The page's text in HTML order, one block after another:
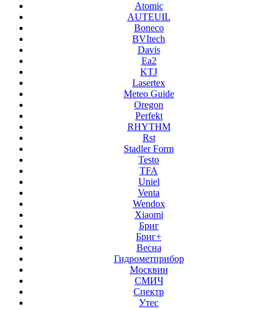
Atomic
AUTEUIL
Boneco
BVItech
Davis
Ea2
KTJ
Lasertex
Meteo Guide
Oregon
Perfekt
RHYTHM
Rst
Stadler Form
Testo
TFA
Uniel
Venta
Wendox
Xiaomi
Бриг
Бриг+
Весна
Гидрометприбор
Москвин
СМИЧ
Спектр
Утес